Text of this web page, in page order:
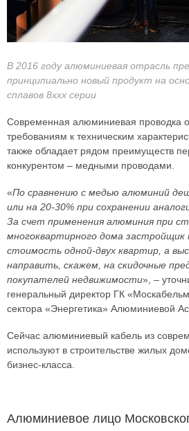
В 2016 году алюминиевая отрасль
принципиально новый продукт на
сплавов 8ххх серии
Современная алюминиевая проводка
требованиям к техническим
также обладает рядом преимуществ
конкурентом – медными проводами.
«По сравнению с медью алюминий
или на 20-30% при сохранении
За счет применения алюминия при
многоквартирного дома
стоимость одной-двух квартир, а
направить, скажем, на скидочные
покупателей недвижимости», –
генеральный директор ГК
сектора «Энергетика» Алюминиевой
Сейчас алюминиевый кабель из
используют в строительстве жилых
бизнес-класса.
Алюминиевое лицо